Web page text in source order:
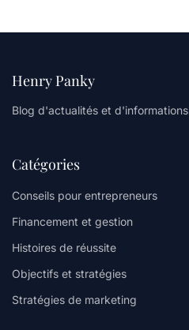
Henry Panky
Blog d'actualités et d'informations
Catégories
Conseils pour entrepreneurs
Financement et gestion
Histoires de réussite
Objectifs et stratégies
Stratégies de marketing